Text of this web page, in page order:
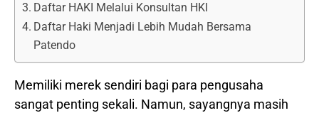
Daftar HAKI Melalui Konsultan HKI
Daftar Haki Menjadi Lebih Mudah Bersama
Patendo
Memiliki merek sendiri bagi para pengusaha
sangat penting sekali. Namun, sayangnya masih